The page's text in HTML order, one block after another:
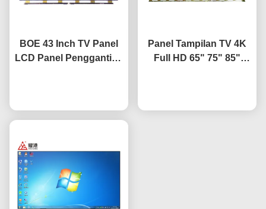
BOE 43 Inch TV Panel
LCD Panel Penggantian
Panel Tampilan TV 4K
Full HD 65" 75" 85"